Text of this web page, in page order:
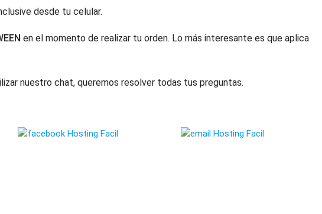
desde tu celular.
en el momento de realizar tu orden. Lo más interesante es que aplica
nuestro chat, queremos resolver todas tus preguntas.